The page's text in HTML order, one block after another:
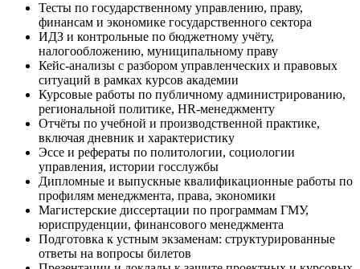
Тесты по государственному управлению, праву,
финансам и экономике государственного сектора
ИДЗ и контрольные по бюджетному учёту,
налогообложению, муниципальному праву
Кейс-анализы с разбором управленческих и правовых
ситуаций в рамках курсов академии
Курсовые работы по публичному администрированию,
региональной политике, HR-менеджменту
Отчёты по учебной и производственной практике,
включая дневник и характеристику
Эссе и рефераты по политологии, социологии
управления, истории госслужбы
Дипломные и выпускные квалификационные работы по
профилям менеджмента, права, экономики
Магистерские диссертации по программам ГМУ,
юриспруденции, финансового менеджмента
Подготовка к устным экзаменам: структурированные
ответы на вопросы билетов